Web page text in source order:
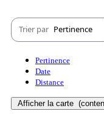
Trier par Pertinence
Pertinence
Date
Distance
Afficher la carte